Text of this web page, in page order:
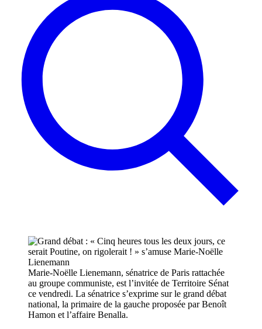
Marie-Noëlle Lienemann, sénatrice de Paris rattachée
au groupe communiste, est l’invitée de Territoire Sénat
ce vendredi. La sénatrice s’exprime sur le grand débat
national, la primaire de la gauche proposée par Benoît
Hamon et l’affaire Benalla.